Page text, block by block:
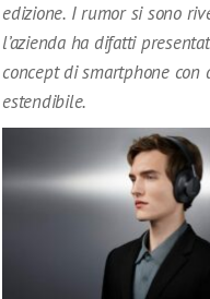
edizione. I rumor si sono
l’azienda ha difatti
concept di smartphone con
estendibile.